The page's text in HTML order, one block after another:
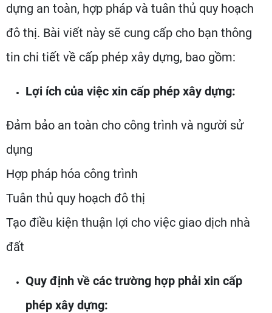
dựng an toàn, hợp pháp và tuân thủ quy hoạch
đô thị. Bài viết này sẽ cung cấp cho bạn thông
tin chi tiết về cấp phép xây dựng, bao gồm:
Lợi ích của việc xin cấp phép xây dựng:
Đảm bảo an toàn cho công trình và người sử
dụng
Hợp pháp hóa công trình
Tuân thủ quy hoạch đô thị
Tạo điều kiện thuận lợi cho việc giao dịch nhà
đất
Quy định về các trường hợp phải xin cấp
phép xây dựng: